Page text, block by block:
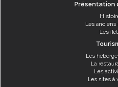
Présentation
Les anciens
Les
Les
La
Les
Les sites à